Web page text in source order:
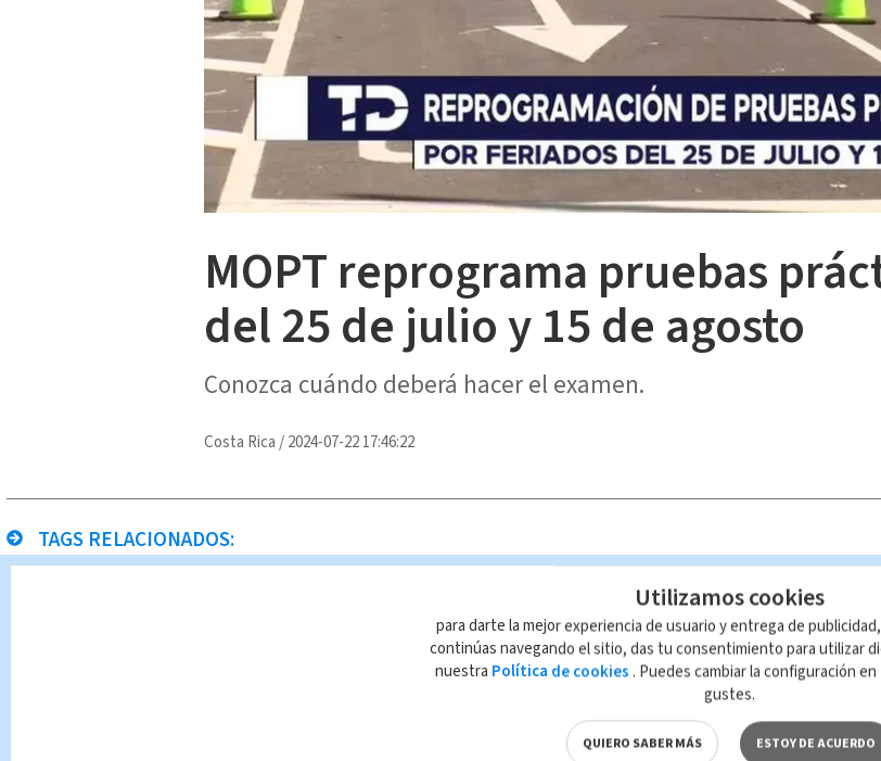
MOPT reprograma pruebas
del 25 de julio y 15 de agosto
Conozca cuándo deberá hacer el examen.
Costa Rica /2024-07-22 17:46:22
TAGS RELACIONADOS:
Queda prohibida la reproducción total o parcial del contenido de esta página, mismo que es propiedad de TELEDIARIO; su
autorizada constituye una infracción y un delito de conformidad con las leyes aplicables.
Utilizamos cookies
para darte la mejor experiencia de usuario y entrega de
continúas navegando el sitio, das tu consentimiento para utilizar
nuestra Política de cookies . Puedes cambiar la configuración
gustes.
QUIERO SABER MÁS ESTOY DE ACUERDO